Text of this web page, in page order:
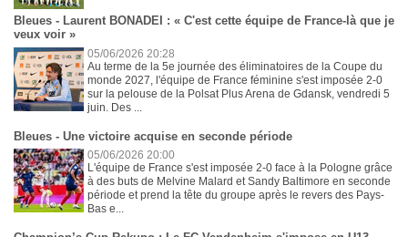
Bleues - Laurent BONADEI : « C'est cette équipe de France-là que je
veux voir »
05/06/2026 20:28
Au terme de la 5e journée des éliminatoires de la Coupe du
monde 2027, l'équipe de France féminine s'est imposée 2-0
sur la pelouse de la Polsat Plus Arena de Gdansk, vendredi 5
juin. Des ...
Bleues - Une victoire acquise en seconde période
05/06/2026 20:00
L'équipe de France s'est imposée 2-0 face à la Pologne grâce
à des buts de Melvine Malard et Sandy Baltimore en seconde
période et prend la tête du groupe après le revers des Pays-
Bas e...